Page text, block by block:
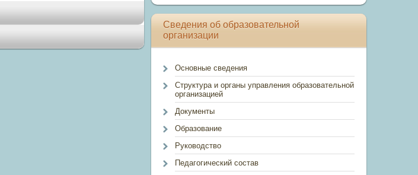
Сведения об образовательной
организации
Основные сведения
Структура и органы управления образовательной
организацией
Документы
Образование
Руководство
Педагогический состав